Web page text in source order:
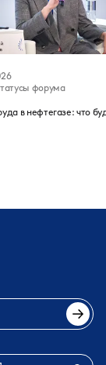
форума
в нефтегазе: что